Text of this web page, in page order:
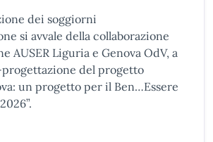
dei soggiorni
si avvale della collaborazione
AUSER Liguria e Genova OdV, a
del progetto
un progetto per il Ben…Essere